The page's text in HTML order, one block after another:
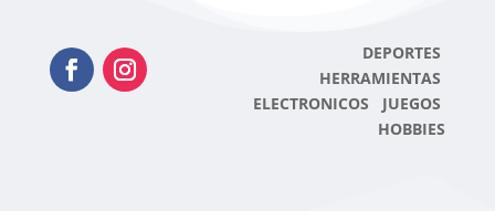
DEPORTES
HERRAMIENTAS
ELECTRONICOS JUEGOS
HOBBIES